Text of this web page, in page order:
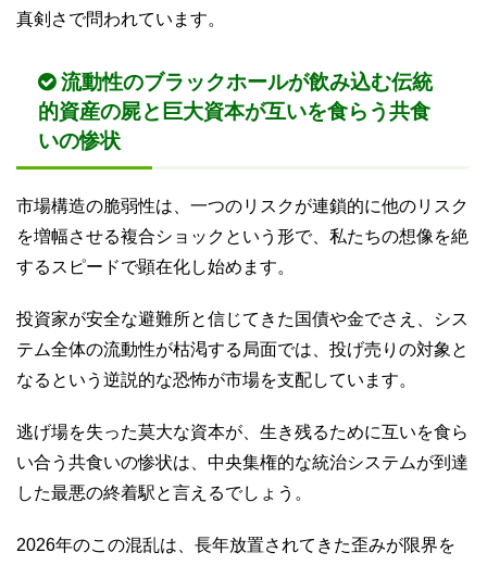
真剣さで問われています。
流動性のブラックホールが飲み込む伝統
的資産の屍と巨大資本が互いを食らう共食
いの惨状
市場構造の脆弱性は、一つのリスクが連鎖的に他のリスク
を増幅させる複合ショックという形で、私たちの想像を絶
するスピードで顕在化し始めます。
投資家が安全な避難所と信じてきた国債や金でさえ、シス
テム全体の流動性が枯渇する局面では、投げ売りの対象と
なるという逆説的な恐怖が市場を支配しています。
逃げ場を失った莫大な資本が、生き残るために互いを食ら
い合う共食いの惨状は、中央集権的な統治システムが到達
した最悪の終着駅と言えるでしょう。
2026年のこの混乱は、長年放置されてきた歪みが限界を